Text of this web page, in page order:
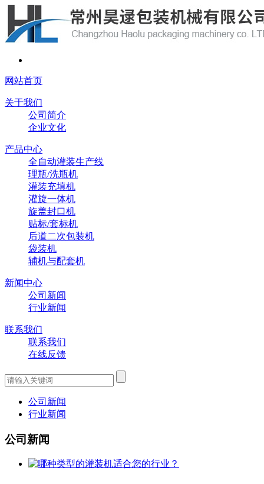
网站首页
关于我们
公司简介
企业文化
产品中心
全自动灌装生产线
理瓶/洗瓶机
灌装充填机
灌旋一体机
旋盖封口机
贴标/套标机
后道二次包装机
袋装机
辅机与配套机
新闻中心
公司新闻
行业新闻
联系我们
联系我们
在线反馈
公司新闻
行业新闻
公司新闻